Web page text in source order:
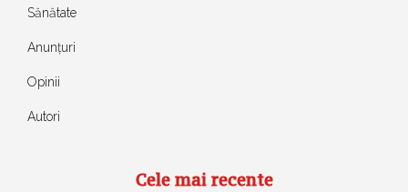
Sănătate
Anunțuri
Opinii
Autori
Cele mai recente